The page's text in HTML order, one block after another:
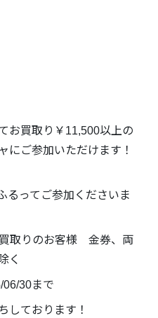
お買取り￥11,500以上の
にご参加いただけます！
るってご参加くださいま
取りのお客様 金券、両
く
06/30まで
しております！